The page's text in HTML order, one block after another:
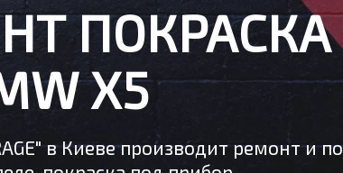
X5
в Киеве производит ремонт и